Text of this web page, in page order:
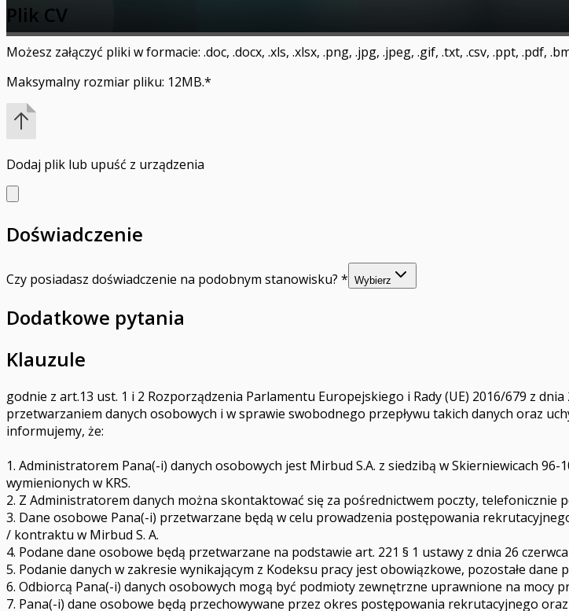
Plik CV
Możesz załączyć pliki w formacie: .doc, .docx, .xls, .xlsx, .png, .jpg, .jpeg, .gif, .txt, .csv, .ppt, .pdf,
Maksymalny rozmiar pliku: 12MB.*
Dodaj plik lub upuść z urządzenia
Doświadczenie
Czy posiadasz doświadczenie na podobnym stanowisku? * Wybierz
Dodatkowe pytania
Klauzule
godnie z art.13 ust. 1 i 2 Rozporządzenia Parlamentu Europejskiego i Rady (UE) 2016/679 z
przetwarzaniem danych osobowych i w sprawie swobodnego przepływu takich danych oraz
informujemy, że:
1. Administratorem Pana(-i) danych osobowych jest Mirbud S.A. z siedzibą w Skierniewicach
wymienionych w KRS.
2. Z Administratorem danych można skontaktować się za pośrednictwem poczty, telefonicznie
3. Dane osobowe Pana(-i) przetwarzane będą w celu prowadzenia postępowania
/ kontraktu w Mirbud S. A.
4. Podane dane osobowe będą przetwarzane na podstawie art. 221 § 1 ustawy z dnia 26
5. Podanie danych w zakresie wynikającym z Kodeksu pracy jest obowiązkowe, pozostałe
6. Odbiorcą Pana(-i) danych osobowych mogą być podmioty zewnętrzne uprawnione na mocy
7. Pana(-i) dane osobowe będą przechowywane przez okres postępowania rekrutacyjnego